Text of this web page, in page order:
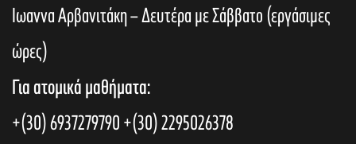
Ιωαννα Αρβανιτάκη – Δευτέρα με Σάββατο (εργάσιμες
ώρες)
Για ατομικά μαθήματα:
+(30) 6937279790+(30) 2295026378